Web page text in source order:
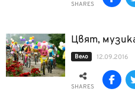
SHARES
Цвят,
Вело 12.09.2016
SHARES